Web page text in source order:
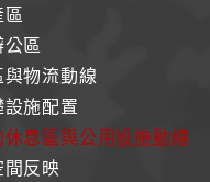
區
物流動線
施配置
息區與公用設施動線
間反映